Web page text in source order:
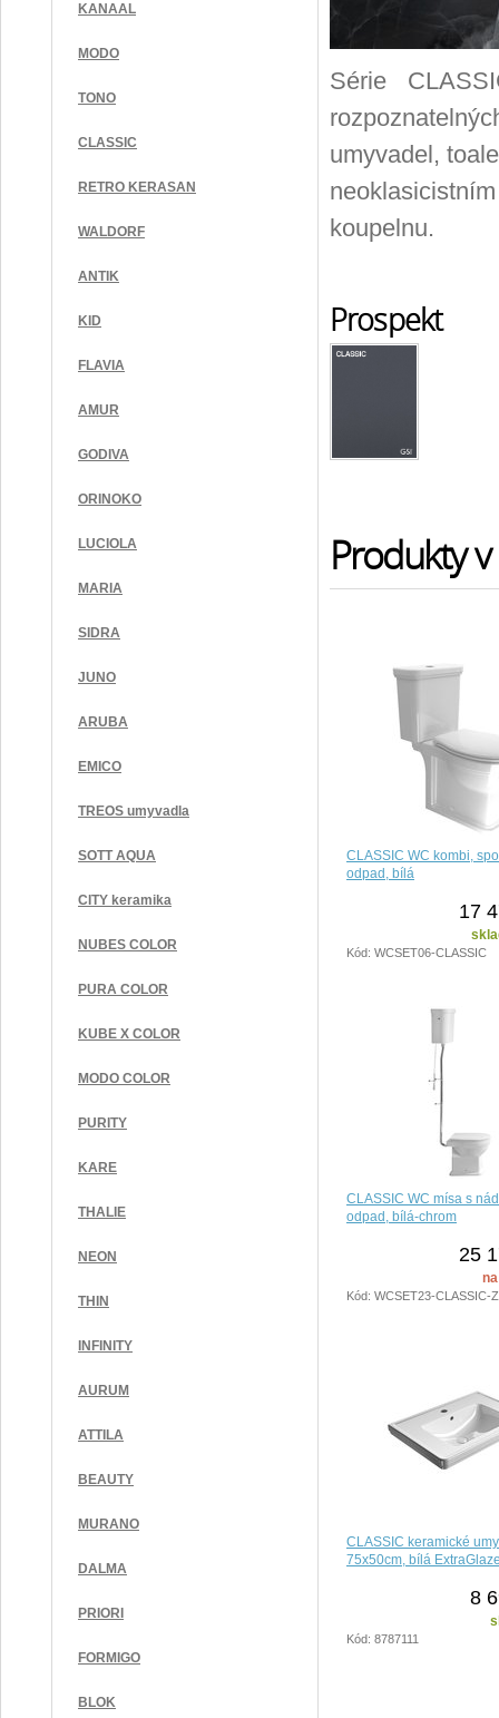
KANAAL
MODO
TONO
CLASSIC
RETRO KERASAN
WALDORF
ANTIK
KID
FLAVIA
AMUR
GODIVA
ORINOKO
LUCIOLA
MARIA
SIDRA
JUNO
ARUBA
EMICO
TREOS umyvadla
SOTT AQUA
CITY keramika
NUBES COLOR
PURA COLOR
KUBE X COLOR
MODO COLOR
PURITY
KARE
THALIE
NEON
THIN
INFINITY
AURUM
ATTILA
BEAUTY
MURANO
DALMA
PRIORI
FORMIGO
BLOK
Série
umyvadel,
koupelnu.
Prospekt
Produkty
CLASSIC WC kombi,
odpad, bílá
17
Kód: WCSET06-CLASSIC
CLASSIC WC mísa s
odpad, bílá-chrom
25
Kód: WCSET23-CLASSIC-
CLASSIC keramické
75x50cm, bílá
8
Kód: 8787111